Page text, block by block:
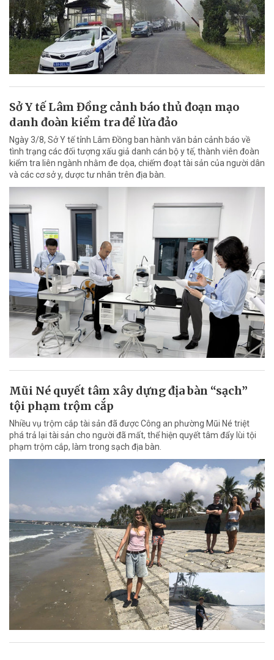
Sở Y tế Lâm Đồng cảnh báo thủ đoạn mạo
danh đoàn kiểm tra để lừa đảo
Ngày 3/8, Sở Y tế tỉnh Lâm Đồng ban hành văn bản cảnh báo về
tình trạng các đối tượng xấu giả danh cán bộ y tế, thành viên đoàn
kiểm tra liên ngành nhằm đe dọa, chiếm đoạt tài sản của người dân
và các cơ sở y, dược tư nhân trên địa bàn.
Mũi Né quyết tâm xây dựng địa bàn “sạch”
tội phạm trộm cắp
Nhiều vụ trộm cắp tài sản đã được Công an phường Mũi Né triệt
phá trả lại tài sản cho người đã mất, thể hiện quyết tâm đẩy lùi tội
phạm trộm cắp, làm trong sạch địa bàn.